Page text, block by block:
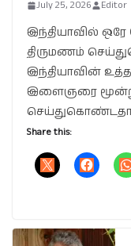
July 25, 2026 Editor
இந்தியாவில்
திருமணம்
இந்தியாவின்
இளைஞரை
Share this: